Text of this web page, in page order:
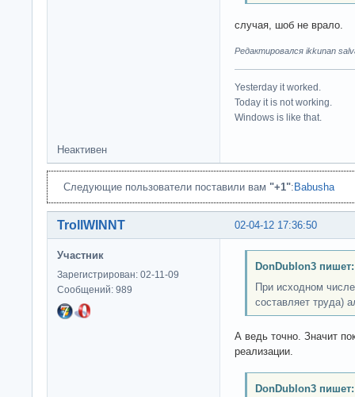
случая, шоб не врало.
Редактировался ikkunan
Yesterday it worked.
Today it is not working.
Windows is like that.
Неактивен
Следующие пользователи поставили вам "+1": Babusha
02-04-12 17:36:50
TrollWINNT
Участник
Зарегистрирован: 02-11-09
Сообщений: 989
DonDublon3 пишет:
При исходном
составляет труда)
А ведь точно. Значит
реализации.
DonDublon3 пишет: